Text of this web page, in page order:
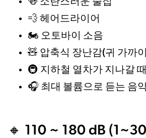
💨 헤어드라이어
🏍️ 오토바이 소음
🧸 압축식 장난감(귀 가까
🚇 지하철 열차가 지나갈 때
🎧 최대 볼륨으로 듣는 음
🔸 110 ~ 180 dB